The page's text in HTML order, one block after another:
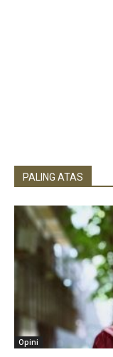
PALING ATAS
Opini